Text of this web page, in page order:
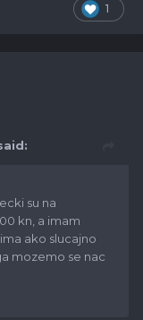
1
su na
kn, a imam
ako slucajno
mozemo se nac